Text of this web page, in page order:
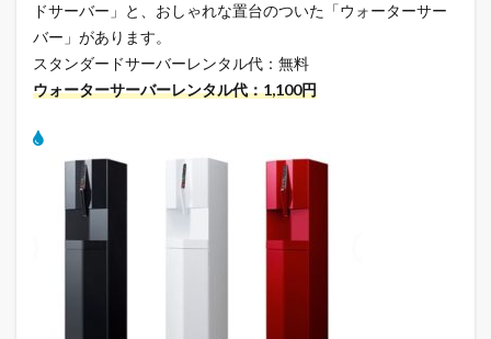
ドサーバー」と、おしゃれな置台のついた「ウォーターサー
バー」があります。
スタンダードサーバーレンタル代：無料
ウォーターサーバーレンタル代：1,100円